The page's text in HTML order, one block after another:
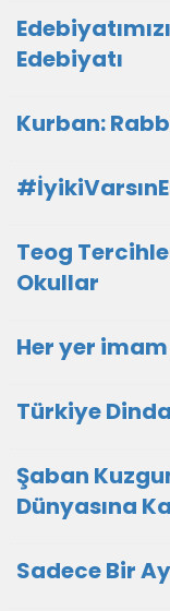
Edebiyatı
Kurban:
Teog
Okullar
Her yer
Türkiye
Şaban
Dünyasına
Sadece Bir